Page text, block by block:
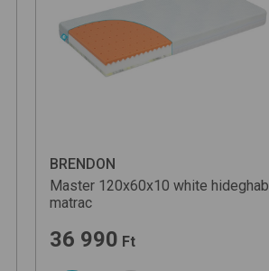
BRENDON
Master 120x60x10 white hideghab
matrac
36 990 Ft